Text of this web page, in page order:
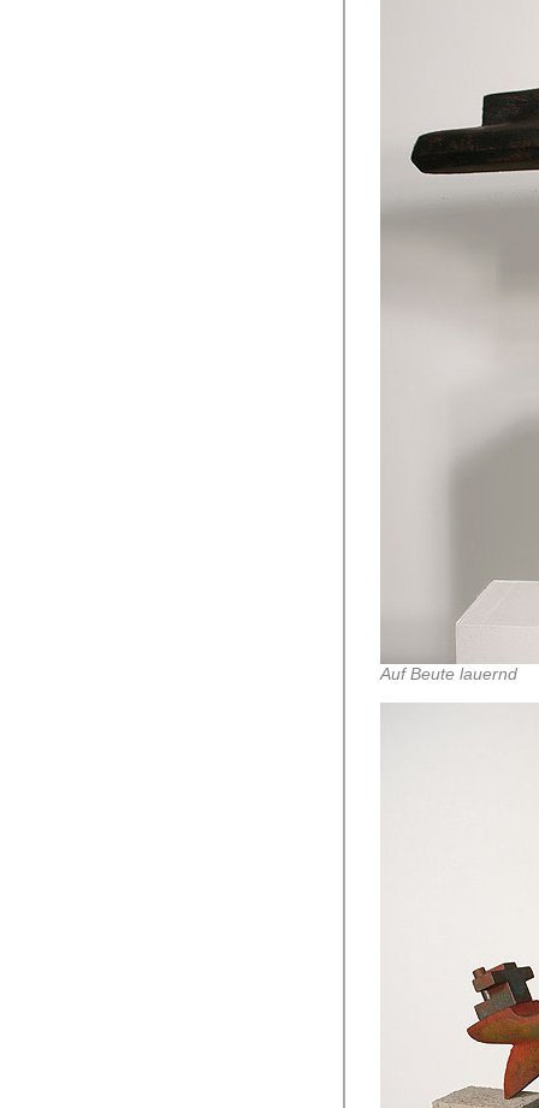
Auf Beute lauernd